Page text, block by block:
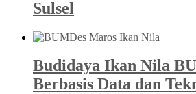
Sulsel
Budidaya Ikan Nila
Berbasis Data dan